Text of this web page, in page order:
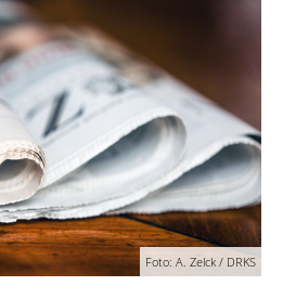
Foto: A. Zelck / DRKS